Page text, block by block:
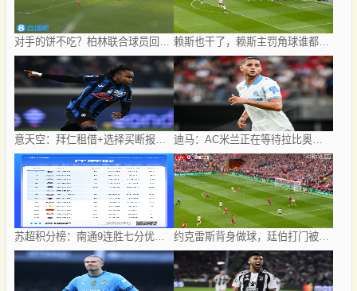
对手的饼不吃？柏林联合球员回传门将失误，吉拉西错失大单刀 赖斯也干了，赖斯主罚角球谁都没碰到直接开出底线